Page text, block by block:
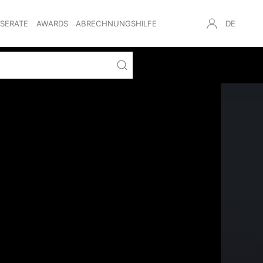
AWARDS ABRECHNUNGSHILFE DE